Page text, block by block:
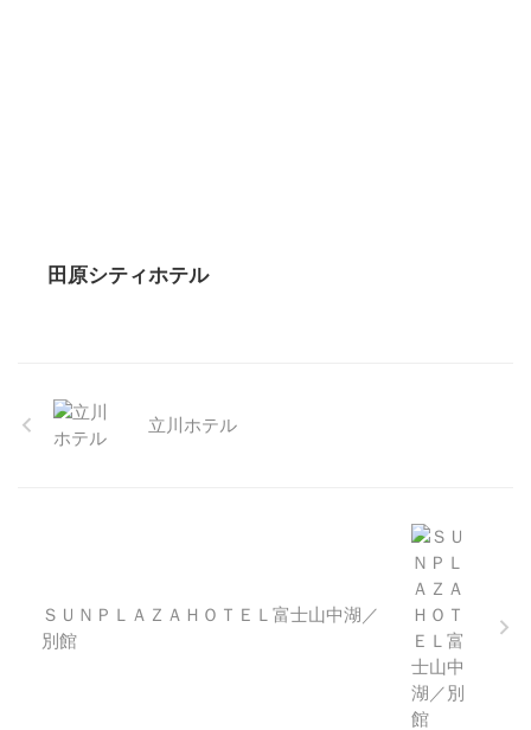
田原シティホテル
立川ホテル
ＳＵＮＰＬＡＺＡＨＯＴＥＬ富士山中湖／
別館